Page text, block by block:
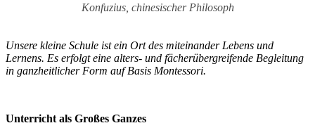
Konfuzius, chinesischer Philosoph
Unsere kleine Schule ist ein Ort des miteinander Lebens und
Lernens. Es erfolgt eine alters- und fächerübergreifende Begleitung
in ganzheitlicher Form auf Basis Montessori.
Unterricht als Großes Ganzes